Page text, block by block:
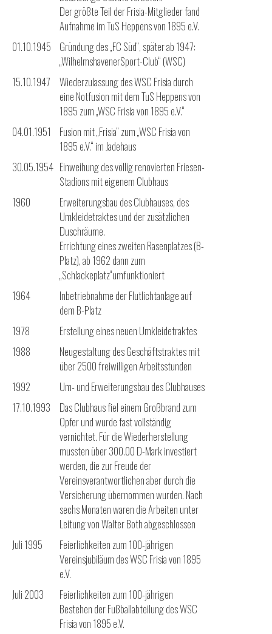
Der größte Teil der Frisia-Mitglieder fand
Aufnahme im TuS Heppens von 1895 e.V.
01.10.1945
Gründung des „FC Süd“, später ab 1947:
„WilhelmshavenerSport-Club“ (WSC)
15.10.1947
Wiederzulassung des WSC Frisia durch
eine Notfusion mit dem TuS Heppens von
1895 zum „WSC Frisia von 1895 e.V.“
04.01.1951
Fusion mit „Frisia“ zum „WSC Frisia von
1895 e.V.“ im Jadehaus
30.05.1954 Einweihung des völlig renovierten Friesen-
Stadions mit eigenem Clubhaus
1960
Erweiterungsbau des Clubhauses, des
Umkleidetraktes und der zusätzlichen
Duschräume.
Errichtung eines zweiten Rasenplatzes (B-
Platz), ab 1962 dann zum
„Schlackeplatz“umfunktioniert
1964
Inbetriebnahme der Flutlichtanlage auf
dem B-Platz
1978
Erstellung eines neuen Umkleidetraktes
1988
Neugestaltung des Geschäftstraktes mit
über 2500 freiwilligen Arbeitsstunden
1992
Um- und Erweiterungsbau des Clubhauses
17.10.1993
Das Clubhaus fiel einem Großbrand zum
Opfer und wurde fast vollständig
vernichtet. Für die Wiederherstellung
mussten über 300.00 D-Mark investiert
werden, die zur Freude der
Vereinsverantwortlichen aber durch die
Versicherung übernommen wurden. Nach
sechs Monaten waren die Arbeiten unter
Leitung von Walter Both abgeschlossen
Juli 1995
Feierlichkeiten zum 100-jährigen
Vereinsjubiläum des WSC Frisia von 1895
e.V.
Juli 2003
Feierlichkeiten zum 100-jährigen
Bestehen der Fußballabteilung des WSC
Frisia von 1895 e.V.